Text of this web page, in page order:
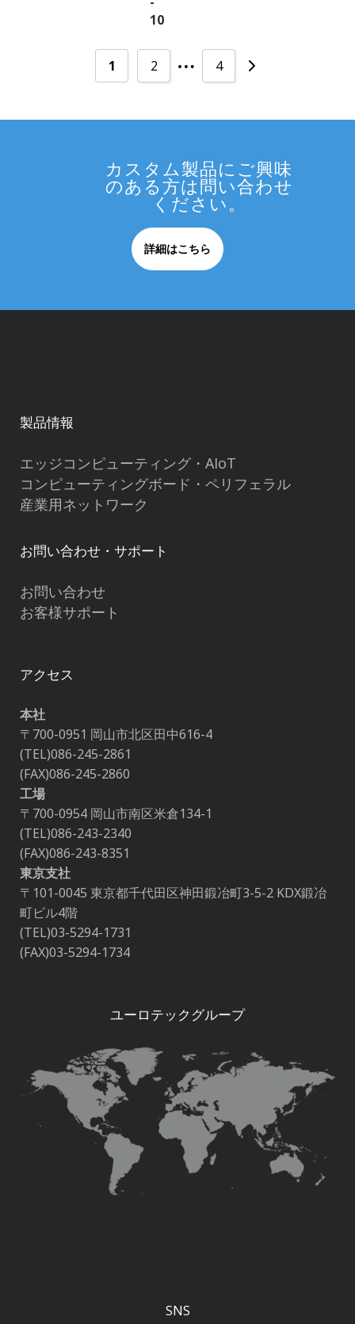
10
1 2 … 4
カスタム製品にご興味
のある方は問い合わせ
ください。
詳細はこちら
製品情報
エッジコンピューティング・AIoT
コンピューティングボード・ペリフェラル
産業用ネットワーク
お問い合わせ・サポート
お問い合わせ
お客様サポート
アクセス
本社
〒700-0951 岡山市北区田中616-4
(TEL)086-245-2861
(FAX)086-245-2860
工場
〒700-0954 岡山市南区米倉134-1
(TEL)086-243-2340
(FAX)086-243-8351
東京支社
〒101-0045 東京都千代田区神田鍛冶町3-5-2 KDX鍛冶
町ビル4階
(TEL)03-5294-1731
(FAX)03-5294-1734
ユーロテックグループ
SNS